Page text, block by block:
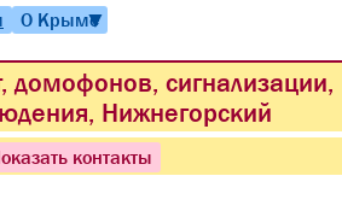
О Крыме
▼
домофонов, сигнализации,
Нижнегорский
контакты